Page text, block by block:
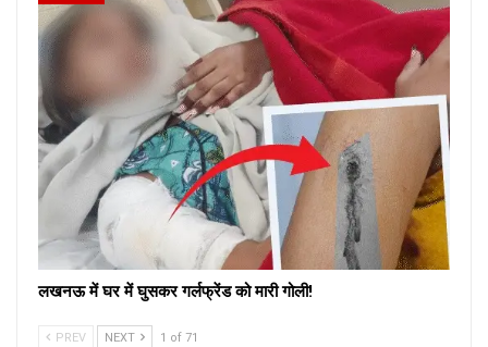
लखनऊ में घर में घुसकर गर्लफ्रेंड को मारी गोली!
PREV NEXT 1 of 71